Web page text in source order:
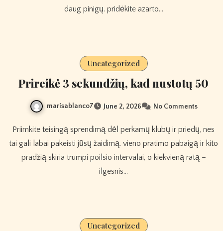
daug pinigų. pridėkite azarto…
Uncategorized
Prireikė 3 sekundžių, kad nustotų 50
marisablanco7 June 2, 2026 No Comments
Priimkite teisingą sprendimą dėl perkamų klubų ir priedų, nes
tai gali labai pakeisti jūsų žaidimą. vieno pratimo pabaigą ir kito
pradžią skiria trumpi poilsio intervalai, o kiekvieną ratą –
ilgesnis…
Uncategorized